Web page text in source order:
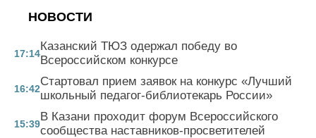
НОВОСТИ
17:14
Казанский ТЮЗ одержал победу во
Всероссийском конкурсе
16:42
Стартовал прием заявок на конкурс «Лучший
школьный педагог-библиотекарь России»
15:39
В Казани проходит форум Всероссийского
сообщества наставников-просветителей